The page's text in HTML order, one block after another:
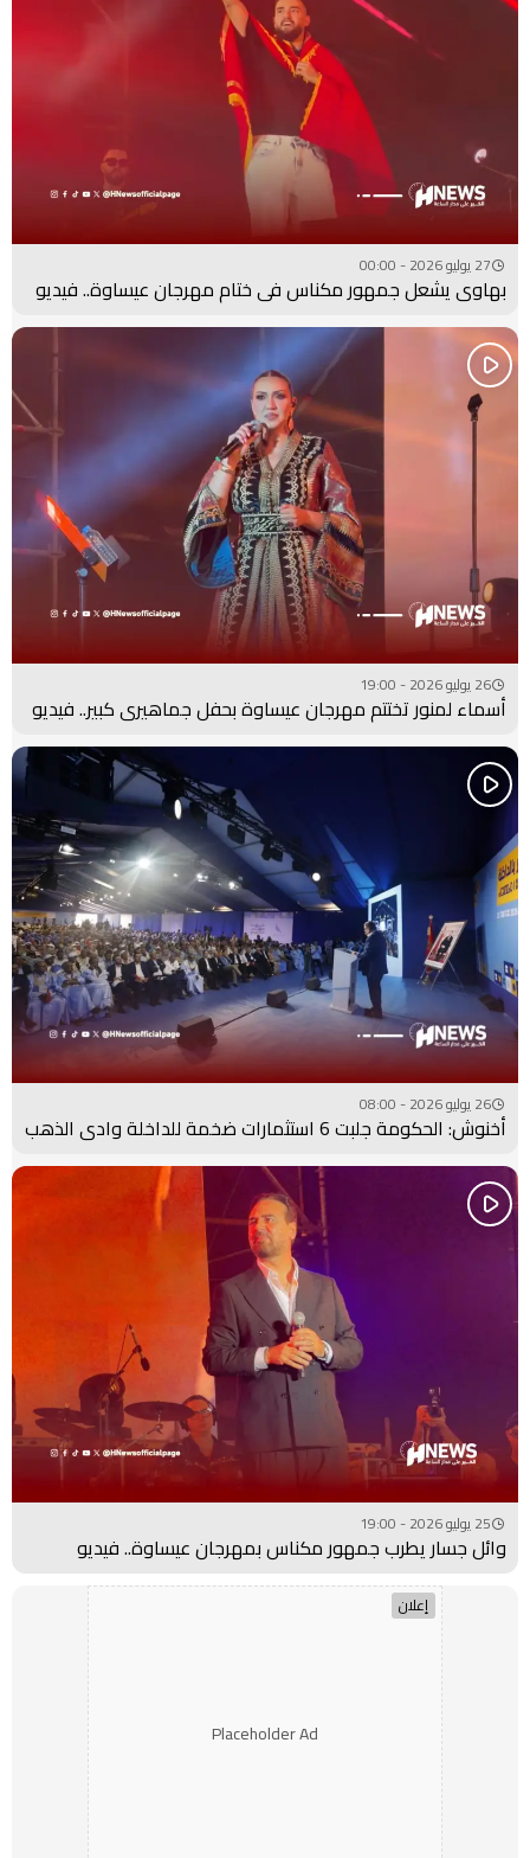
27 يوليو 2026 - 00:00
بهاوي يشعل جمهور مكناس في ختام مهرجان عيساوة.. فيديو
26 يوليو 2026 - 19:00
أسماء لمنور تختتم مهرجان عيساوة بحفل جماهيري كبير.. فيديو
26 يوليو 2026 - 08:00
أخنوش: الحكومة جلبت 6 استثمارات ضخمة للداخلة وادي الذهب
25 يوليو 2026 - 19:00
وائل جسار يطرب جمهور مكناس بمهرجان عيساوة.. فيديو
إعلان
Placeholder Ad